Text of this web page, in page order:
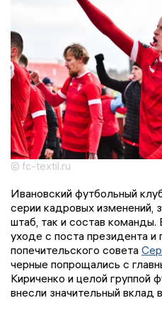
© fc-textil.ru
Ивановский футбольный
серии кадровых изменений,
штаб, так и состав
уходе с поста президента
попечительского совета
черные попрощались с
Кириченко и целой группой
внесли значительный вклад